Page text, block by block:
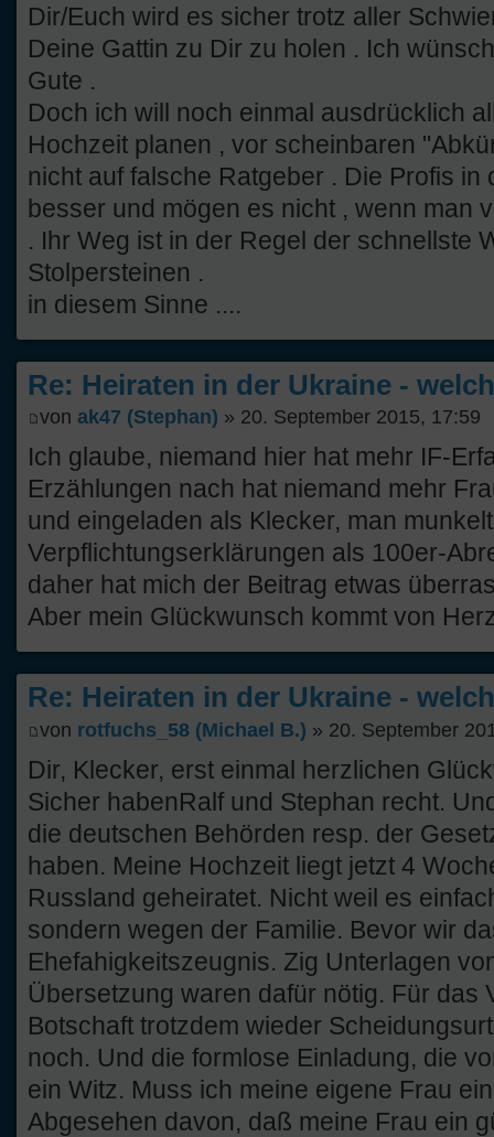
Dir/Euch wird es sicher trotz aller
Deine Gattin zu Dir zu holen . Ich
Gute .
Doch ich will noch einmal ausdrücklich
Hochzeit planen , vor scheinbaren
nicht auf falsche Ratgeber . Die Profis in
besser und mögen es nicht , wenn man
. Ihr Weg ist in der Regel der schnellste
Stolpersteinen .
in diesem Sinne ....
Re: Heiraten in der Ukraine -
von ak47 (Stephan) » 20. September 2015, 17:59
Ich glaube, niemand hier hat mehr IF-
Erzählungen nach hat niemand mehr
und eingeladen als Klecker, man
Verpflichtungserklärungen als 100er-
daher hat mich der Beitrag etwas
Aber mein Glückwunsch kommt von
Re: Heiraten in der Ukraine -
von rotfuchs_58 (Michael B.) » 20. September
Dir, Klecker, erst einmal herzlichen
Sicher habenRalf und Stephan recht.
die deutschen Behörden resp. der
haben. Meine Hochzeit liegt jetzt 4
Russland geheiratet. Nicht weil es
sondern wegen der Familie. Bevor wir
Ehefahigkeitszeugnis. Zig Unterlagen
Übersetzung waren dafür nötig. Für das
Botschaft trotzdem wieder
noch. Und die formlose Einladung, die
ein Witz. Muss ich meine eigene Frau
Abgesehen davon, daß meine Frau ein